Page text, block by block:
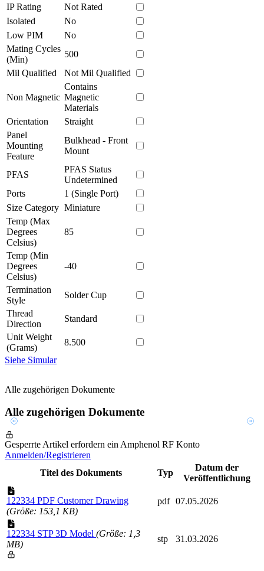
IP Rating
Not Rated
Isolated
No
Low PIM
No
Mating Cycles
(Min)
500
Mil Qualified
Not Mil Qualified
Non Magnetic
Contains
Magnetic
Materials
Orientation
Straight
Panel
Mounting
Feature
Bulkhead - Front
Mount
PFAS
PFAS Status
Undetermined
Ports
1 (Single Port)
Size Category Miniature
Temp (Max
Degrees
Celsius)
85
Temp (Min
Degrees
Celsius)
-40
Termination
Style
Solder Cup
Thread
Direction
Standard
Unit Weight
(Grams)
8.500
Siehe Simular
Alle zugehörigen Dokumente
Alle zugehörigen Dokumente
Gesperrte Artikel erfordern ein Amphenol RF Konto
Anmelden/Registrieren
Titel des Dokuments
Typ
Datum der
Veröffentlichung
122334 PDF Customer Drawing
(Größe: 153,1 KB)
pdf 07.05.2026
122334 STP 3D Model (Größe: 1,3
MB)
stp 31.03.2026